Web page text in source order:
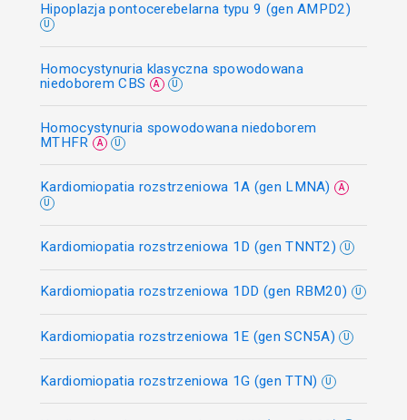
Hipoplazja pontocerebelarna typu 9 (gen AMPD2)
U
Homocystynuria klasyczna spowodowana
niedoborem CBS
A U
Homocystynuria spowodowana niedoborem
MTHFR
A U
Kardiomiopatia rozstrzeniowa 1A (gen LMNA)
A
U
Kardiomiopatia rozstrzeniowa 1D (gen TNNT2) U
Kardiomiopatia rozstrzeniowa 1DD (gen RBM20) U
Kardiomiopatia rozstrzeniowa 1E (gen SCN5A) U
Kardiomiopatia rozstrzeniowa 1G (gen TTN) U